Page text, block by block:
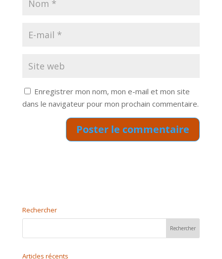
Enregistrer mon nom, mon e-mail et mon site
dans le navigateur pour mon prochain commentaire.
Rechercher
Articles récents